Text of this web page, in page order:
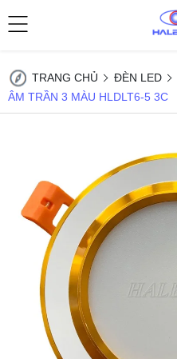
TRANG CHỦ ĐÈN LED
ÂM TRẦN 3 MÀU HLDLT6-5 3C